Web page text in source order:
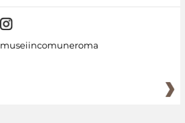
museiincomuneroma